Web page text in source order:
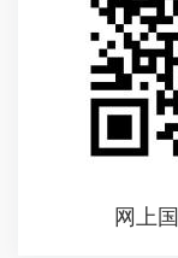
网上国网